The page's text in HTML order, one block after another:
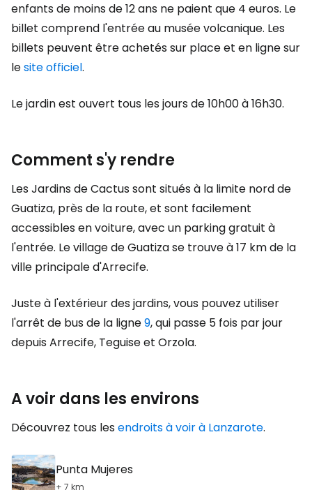
enfants de moins de 12 ans ne paient que 4 euros. Le
billet comprend l'entrée au musée volcanique. Les
billets peuvent être achetés sur place et en ligne sur
lesite officiel.
Le jardin est ouvert tous les jours de 10h00 à 16h30.
Comment s'y rendre
Les Jardins de Cactus sont situés à la limite nord de
Guatiza, près de la route, et sont facilement
accessibles en voiture, avec un parking gratuit à
l'entrée. Le village de Guatiza se trouve à 17 km de la
ville principale d'Arrecife.
Juste à l'extérieur des jardins, vous pouvez utiliser
l'arrêt de bus de la ligne9, qui passe 5 fois par jour
depuis Arrecife, Teguise et Orzola.
A voir dans les environs
Découvrez tous lesendroits à voir à Lanzarote.
Punta Mujeres
+ 7 km